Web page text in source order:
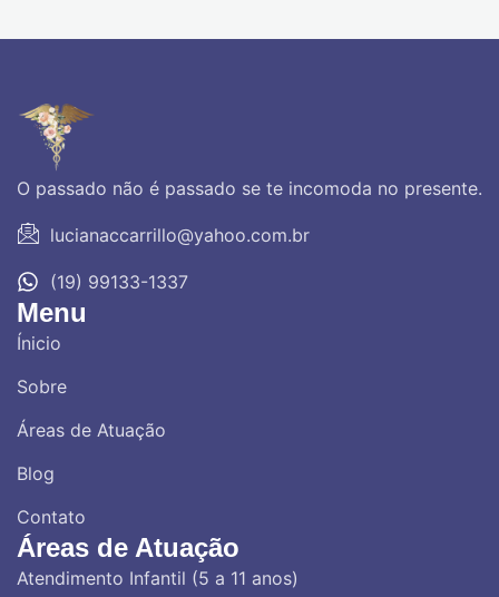
O passado não é passado se te incomoda no presente.
lucianaccarrillo@yahoo.com.br
(19) 99133-1337
Menu
Ínicio
Sobre
Áreas de Atuação
Blog
Contato
Áreas de Atuação
Atendimento Infantil (5 a 11 anos)